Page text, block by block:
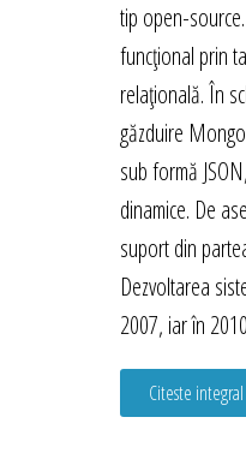
tip open-
funcțional prin
relațională. În
găzduire
sub formă
dinamice. De
suport din
Dezvoltarea
2007, iar în
Citeste integral